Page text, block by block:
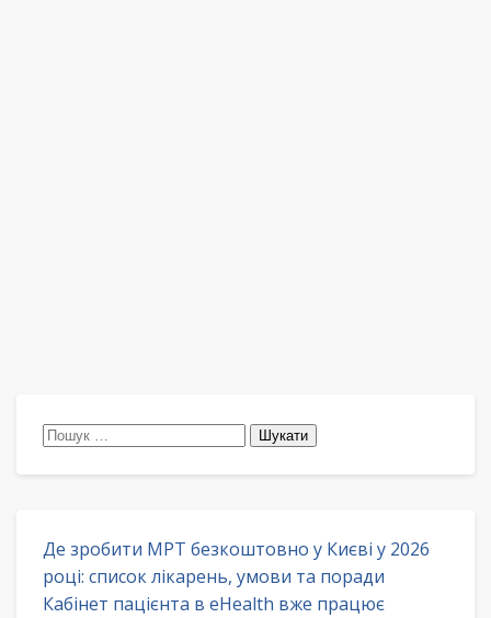
Пошук:
Де зробити МРТ безкоштовно у Києві у 2026
році: список лікарень, умови та поради
Кабінет пацієнта в eHealth вже працює